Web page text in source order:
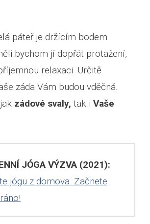
páteř je držícím bodem
bychom jí dopřát protažení,
relaxaci. Určitě
záda Vám budou vděčná.
zádové svaly, tak i Vaše
JÓGA VÝZVA (2021):
jógu z domova. Začnete